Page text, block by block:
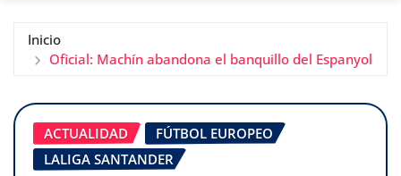
Inicio
Oficial: Machín abandona el banquillo del Espanyol
ACTUALIDAD
FÚTBOL EUROPEO
LALIGA SANTANDER